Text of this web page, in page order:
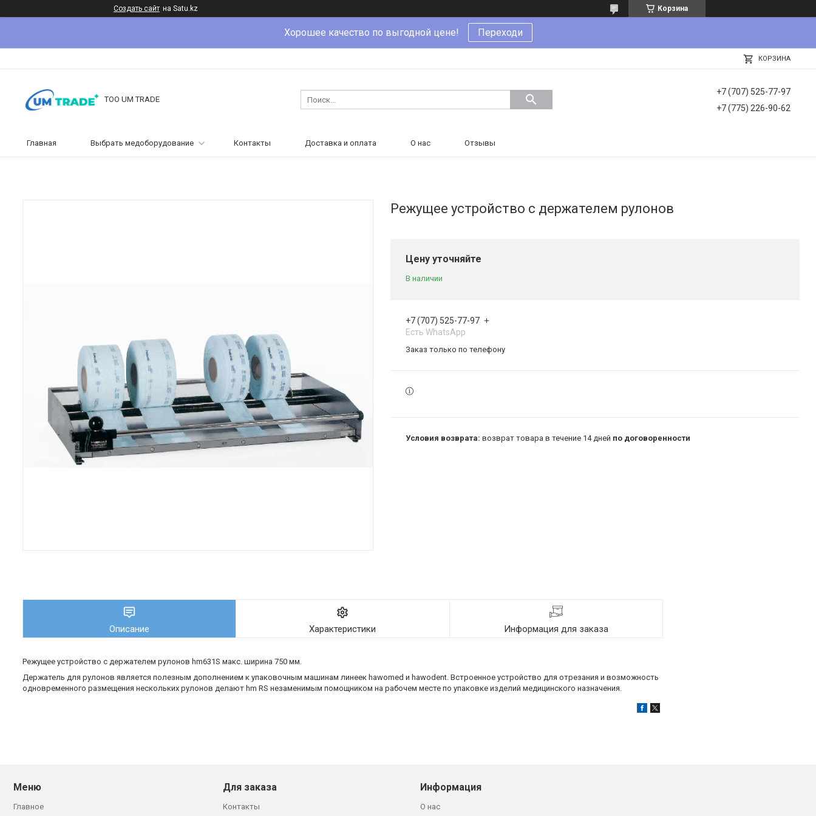
Создать сайт на Satu.kz Корзина
Хорошее качество по выгодной цене! Переходи
КОРЗИНА
ТОО UM TRADE
+7 (707) 525-77-97
+7 (775) 226-90-62
Главная Выбрать медоборудование Контакты Доставка и оплата О нас Отзывы
Режущее устройство с держателем рулонов
Цену уточняйте
В наличии
+7 (707) 525-77-97
Есть WhatsApp
Заказ только по телефону
возврат товара в течение 14 дней по договоренности
Описание Характеристики Информация для заказа
Режущее устройство с держателем рулонов hm631S макс. ширина 750 мм.
Держатель для рулонов является полезным дополнением к упаковочным машинам линеек hawomed и hawodent. Встроенное устройство для отрезания и возможность
одновременного размещения нескольких рулонов делают hm RS незаменимым помощником на рабочем месте по упаковке изделий медицинского назначения.
Меню
Главное
Для заказа
Контакты
Информация
О нас